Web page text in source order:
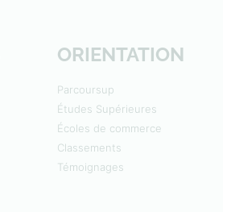
ORIENTATION
Parcoursup
Études Supérieures
Écoles de commerce
Classements
Témoignages